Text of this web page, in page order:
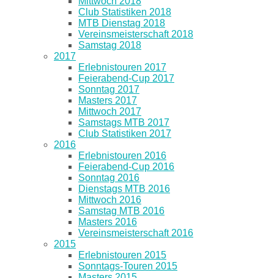
Club Statistiken 2018
MTB Dienstag 2018
Vereinsmeisterschaft 2018
Samstag 2018
2017
Erlebnistouren 2017
Feierabend-Cup 2017
Sonntag 2017
Masters 2017
Mittwoch 2017
Samstags MTB 2017
Club Statistiken 2017
2016
Erlebnistouren 2016
Feierabend-Cup 2016
Sonntag 2016
Dienstags MTB 2016
Mittwoch 2016
Samstag MTB 2016
Masters 2016
Vereinsmeisterschaft 2016
2015
Erlebnistouren 2015
Sonntags-Touren 2015